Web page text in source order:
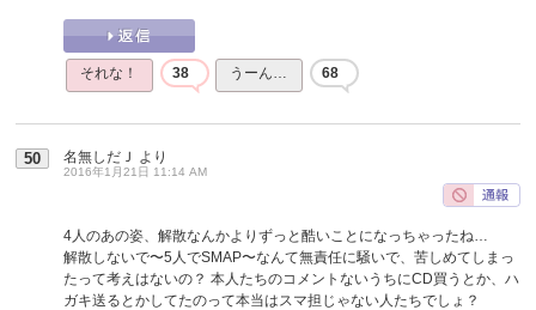
それな！ 38 うーん… 68
50 名無しだＪ より
2016年1月21日 11:14 AM
4人のあの姿、解散なんかよりずっと酷いことになっちゃったね…
解散しないで〜5人でSMAP〜なんて無責任に騒いで、苦しめてしまっ
たって考えはないの？ 本人たちのコメントないうちにCD買うとか、ハ
ガキ送るとかしてたのって本当はスマ担じゃない人たちでしょ？